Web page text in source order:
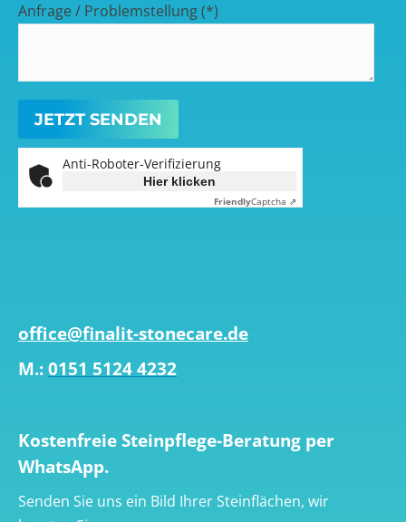
Anfrage / Problemstellung (*)
Anti-Roboter-Verifizierung
Hier klicken
FriendlyCaptcha ⇗
office@finalit-stonecare.de
M.: 0151 5124 4232
Kostenfreie Steinpflege-Beratung per
WhatsApp.
Senden Sie uns ein Bild Ihrer Steinflächen, wir